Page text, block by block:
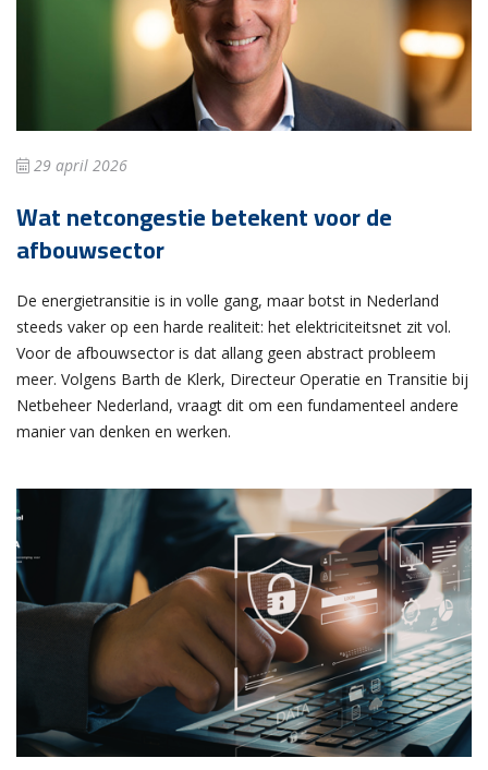
29 april 2026
Wat netcongestie betekent voor de
afbouwsector
De energietransitie is in volle gang, maar botst in Nederland
steeds vaker op een harde realiteit: het elektriciteitsnet zit vol.
Voor de afbouwsector is dat allang geen abstract probleem
meer. Volgens Barth de Klerk, Directeur Operatie en Transitie bij
Netbeheer Nederland, vraagt dit om een fundamenteel andere
manier van denken en werken.